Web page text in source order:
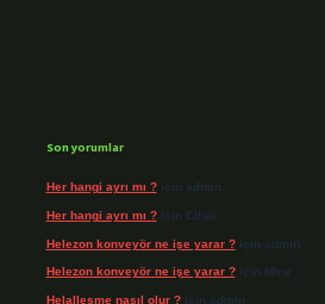
Son yorumlar
Her hangi ayrı mı ?için admin
Her hangi ayrı mı ?için Cihat
Helezon konveyör ne işe yarar ?için admin
Helezon konveyör ne işe yarar ?için Mine
Helalleşme nasıl olur ?için admin